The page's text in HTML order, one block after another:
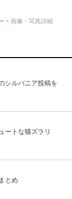
> 画像・写真詳細
シルバニア投稿を
ートな猫ズラリ
とめ